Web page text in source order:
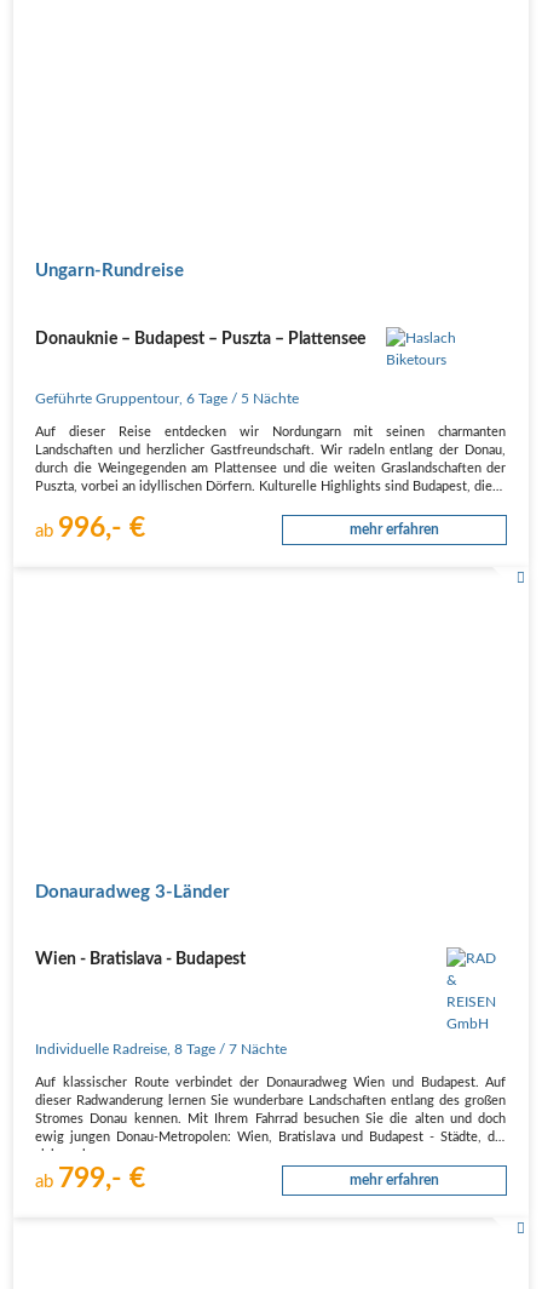
Ungarn-Rundreise
Donauknie – Budapest – Puszta – Plattensee
Geführte Gruppentour,6 Tage / 5 Nächte
Auf dieser Reise entdecken wir Nordungarn mit seinen charmanten
Landschaften und herzlicher Gastfreundschaft. Wir radeln entlang der Donau,
durch die Weingegenden am Plattensee und die weiten Graslandschaften der
Puszta, vorbei an idyllischen Dörfern. Kulturelle Highlights sind Budapest, die…
ab 996,- € mehr erfahren
Donauradweg 3-Länder
Wien - Bratislava - Budapest
Individuelle Radreise ,8 Tage / 7 Nächte
Auf klassischer Route verbindet der Donauradweg Wien und Budapest. Auf
dieser Radwanderung lernen Sie wunderbare Landschaften entlang des großen
Stromes Donau kennen. Mit Ihrem Fahrrad besuchen Sie die alten und doch
ewig jungen Donau-Metropolen: Wien, Bratislava und Budapest - Städte, die
ab 799,- € mehr erfahren